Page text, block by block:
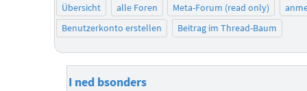
Übersicht alle Foren Meta-Forum (read only)
Benutzerkonto erstellen
Beitrag im Thread-Baum
I ned bsonders